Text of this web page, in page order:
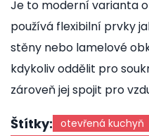
Je to moderní varianta
používá flexibilní prvky
stěny nebo lamelové
kdykoliv oddělit pro
zároveň jej spojit pro
Štítky: otevřená kuchyň